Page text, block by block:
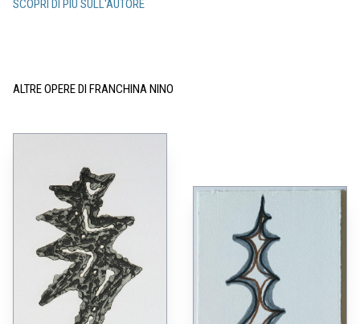
SCOPRI DI PIÙ SULL'AUTORE
ALTRE OPERE DI FRANCHINA NINO